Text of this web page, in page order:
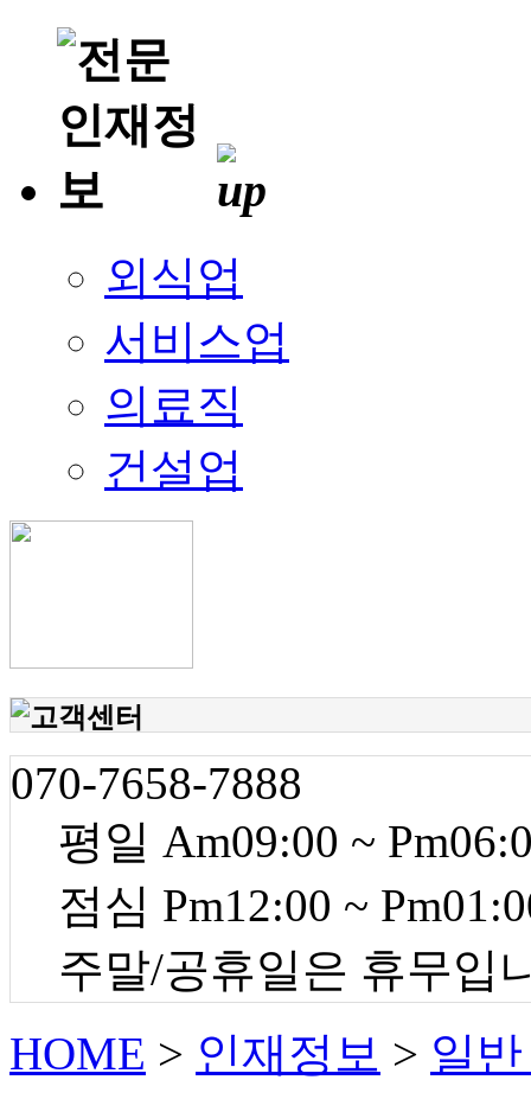
외식업
서비스업
의료직
건설업
070-7658-7888
평일 Am09:00 ~
점심 Pm12:00 ~
주말/공휴일은 휴무입
HOME > 인재정보 > 일